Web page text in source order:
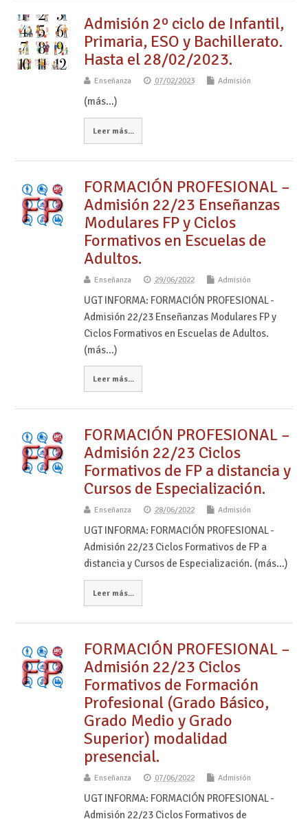
Admisión 2º ciclo de Infantil,
Primaria, ESO y Bachillerato.
Hasta el 28/02/2023.
Enseñanza 07/02/2023 Admisión
(más…)
Leer más...
FORMACIÓN PROFESIONAL –
Admisión 22/23 Enseñanzas
Modulares FP y Ciclos
Formativos en Escuelas de
Adultos.
Enseñanza 29/06/2022 Admisión
UGT INFORMA: FORMACIÓN PROFESIONAL -
Admisión 22/23 Enseñanzas Modulares FP y
Ciclos Formativos en Escuelas de Adultos.
(más…)
Leer más...
FORMACIÓN PROFESIONAL –
Admisión 22/23 Ciclos
Formativos de FP a distancia y
Cursos de Especialización.
Enseñanza 28/06/2022 Admisión
UGT INFORMA: FORMACIÓN PROFESIONAL -
Admisión 22/23 Ciclos Formativos de FP a
distancia y Cursos de Especialización. (más…)
Leer más...
FORMACIÓN PROFESIONAL –
Admisión 22/23 Ciclos
Formativos de Formación
Profesional (Grado Básico,
Grado Medio y Grado
Superior) modalidad
presencial.
Enseñanza 07/06/2022 Admisión
UGT INFORMA: FORMACIÓN PROFESIONAL -
Admisión 22/23 Ciclos Formativos de